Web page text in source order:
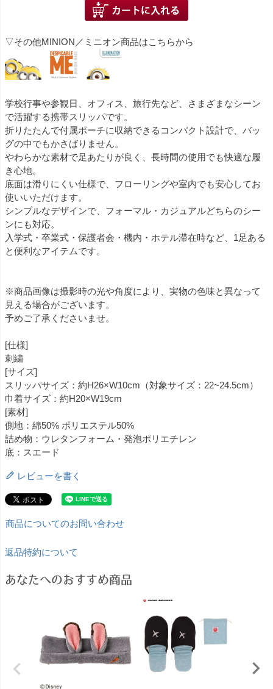
▽その他MINION／ミニオン商品はこちらから
学校行事や参観日、オフィス、旅行先など、さまざまなシーン
で活躍する携帯スリッパです。
折りたたんで付属ポーチに収納できるコンパクト設計で、バッ
グの中でもかさばりません。
やわらかな素材で足あたりが良く、長時間の使用でも快適な履
き心地。
底面は滑りにくい仕様で、フローリングや室内でも安心してお
使いいただけます。
シンプルなデザインで、フォーマル・カジュアルどちらのシー
ンにも対応。
入学式・卒業式・保護者会・機内・ホテル滞在時など、1足ある
と便利なアイテムです。
※商品画像は撮影時の光や角度により、実物の色味と異なって
見える場合がございます。
予めご了承くださいませ。
[仕様]
刺繍
[サイズ]
スリッパサイズ：約H26×W10cm（対象サイズ：22~24.5cm）
巾着サイズ：約H20×W19cm
[素材]
側地：綿50% ポリエステル50%
詰め物：ウレタンフォーム・発泡ポリエチレン
底：スエード
レビューを書く
商品についてのお問い合わせ
返品特約について
あなたへのおすすめ商品